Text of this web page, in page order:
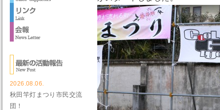
2026.08.06.
秋田竿灯まつり市民交流
団！